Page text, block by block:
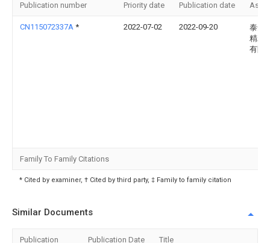
Publication number Priority date Publication date
CN115072337A * 2022-07-02 2022-09-20
泰安
精工
有限
Family To Family Citations
* Cited by examiner, † Cited by third party, ‡ Family to family citation
Similar Documents
Publication Publication Date Title